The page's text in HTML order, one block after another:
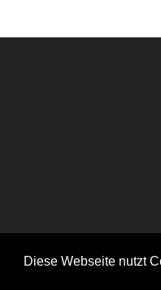
Diese Webseite nutzt